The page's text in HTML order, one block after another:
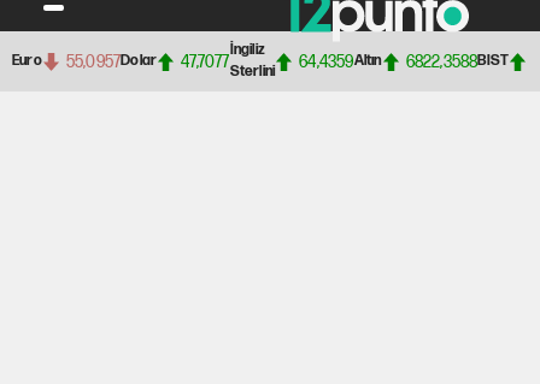
Euro 55,0957Dolar 47,7077
İngiliz
Sterlini
64,4359Altın 6822,3588BIST